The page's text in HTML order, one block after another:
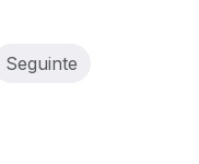
Seguinte